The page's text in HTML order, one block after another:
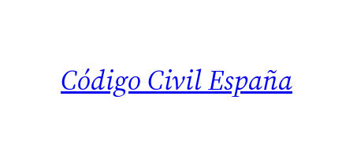
Código Civil España